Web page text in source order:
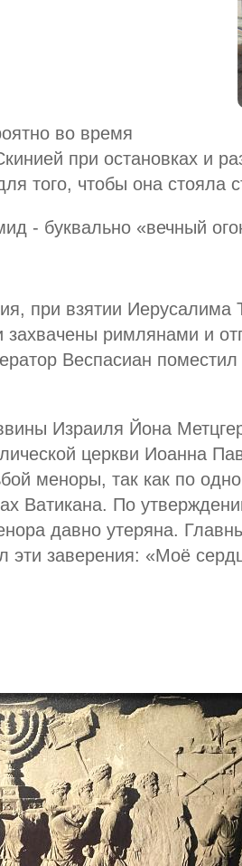
во время
при остановках и
того, чтобы она стояла
- буквально «вечный
при взятии Иерусалима
захвачены римлянами и
Веспасиан
Израиля Йона
церкви Иоанна
меноры, так как по
Ватикана. По
давно утеряна.
эти заверения: «Моё